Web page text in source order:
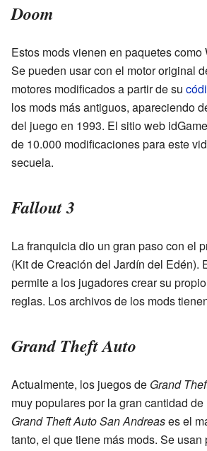
Doom
Estos mods vienen en paquetes como
Se pueden usar con el motor original
motores modificados a partir de su
los mods más antiguos, apareciendo
del juego en 1993. El sitio web
de 10.000 modificaciones para este
secuela.
Fallout 3
La franquicia dio un gran paso con el
(Kit de Creación del Jardín del Edén).
permite a los jugadores crear su
reglas. Los archivos de los mods
Grand Theft Auto
Actualmente, los juegos de Grand
muy populares por la gran cantidad
Grand Theft Auto San Andreases el
tanto, el que tiene más mods. Se usan